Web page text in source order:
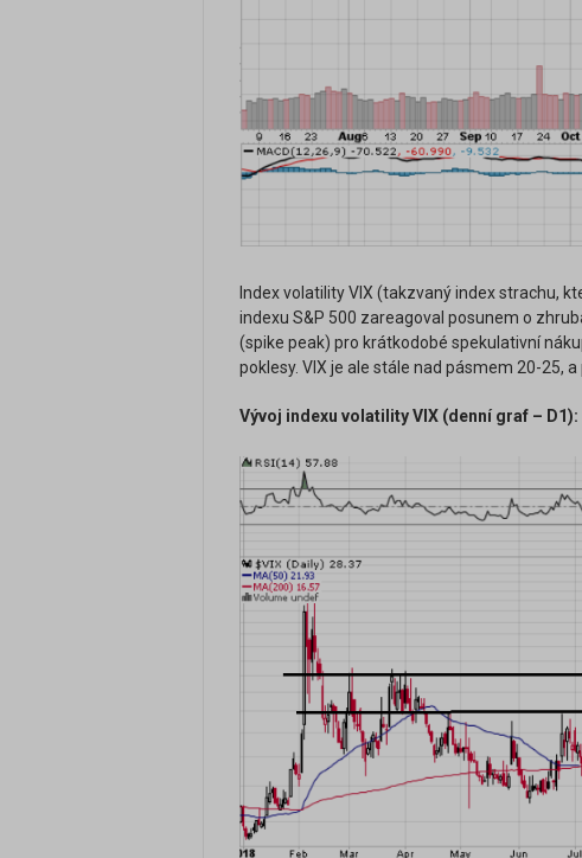
Index volatility VIX (takzvaný index strachu,
indexu S&P 500 zareagoval posunem o
(spike peak) pro krátkodobé spekulativní
poklesy. VIX je ale stále nad pásmem 20-25,
Vývoj indexu volatility VIX (denní graf – D1):